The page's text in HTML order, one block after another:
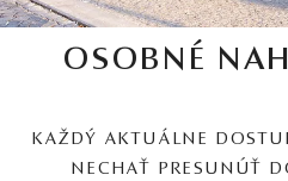
OSOBNÉ
KAŽDÝ AKTUÁLNE
NECHAŤ PRESUNÚŤ